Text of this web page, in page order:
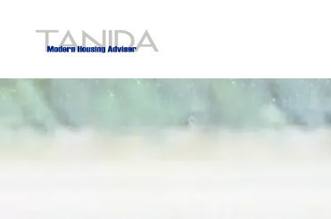
谷田工務店のトップページへ移動